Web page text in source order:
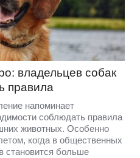
владельцев собак
правила
напоминает
соблюдать правила
животных. Особенно
когда в общественных
становится больше